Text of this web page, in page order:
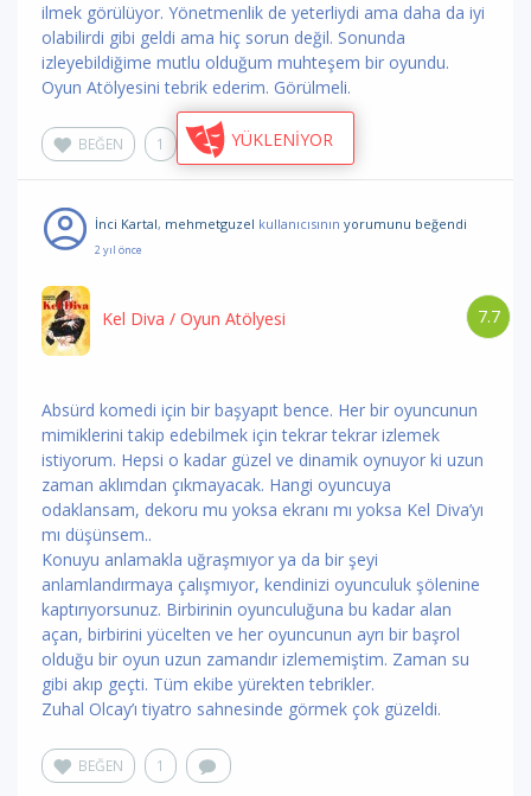
ilmek görülüyor. Yönetmenlik de yeterliydi ama daha da iyi
olabilirdi gibi geldi ama hiç sorun değil. Sonunda
izleyebildiğime mutlu olduğum muhteşem bir oyundu.
Oyun Atölyesini tebrik ederim. Görülmeli.
BEĞEN 1
İnci Kartal, mehmetguzel kullanıcısının yorumunu beğendi
2 yıl önce
7.7
Kel Diva / Oyun Atölyesi
Absürd komedi için bir başyapıt bence. Her bir oyuncunun
mimiklerini takip edebilmek için tekrar tekrar izlemek
istiyorum. Hepsi o kadar güzel ve dinamik oynuyor ki uzun
zaman aklımdan çıkmayacak. Hangi oyuncuya
odaklansam, dekoru mu yoksa ekranı mı yoksa Kel Diva’yı
mı düşünsem..
Konuyu anlamakla uğraşmıyor ya da bir şeyi
anlamlandırmaya çalışmıyor, kendinizi oyunculuk şölenine
kaptırıyorsunuz. Birbirinin oyunculuğuna bu kadar alan
açan, birbirini yücelten ve her oyuncunun ayrı bir başrol
olduğu bir oyun uzun zamandır izlememiştim. Zaman su
gibi akıp geçti. Tüm ekibe yürekten tebrikler.
Zuhal Olcay’ı tiyatro sahnesinde görmek çok güzeldi.
BEĞEN 1